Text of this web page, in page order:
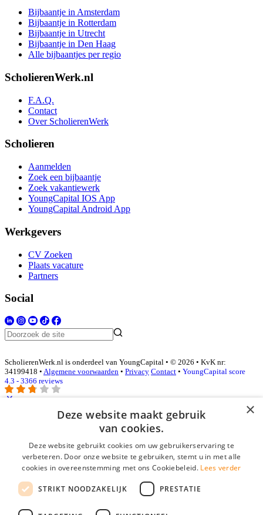
Bijbaantje in Amsterdam
Bijbaantje in Rotterdam
Bijbaantje in Utrecht
Bijbaantje in Den Haag
Alle bijbaantjes per regio
ScholierenWerk.nl
F.A.Q.
Contact
Over ScholierenWerk
Scholieren
Aanmelden
Zoek een bijbaantje
Zoek vakantiewerk
YoungCapital IOS App
YoungCapital Android App
Werkgevers
CV Zoeken
Plaats vacature
Partners
Social
ScholierenWerk.nl is onderdeel van YoungCapital • © 2026 • KvK nr:
34199418 • Algemene voorwaarden • Privacy Contact • YoungCapital score
4.3 - 3366 reviews
Inloggen als bedrijf
E-mail*
Wachtwoord
login gegevens onthouden
×
Deze website maakt gebruik
van cookies.
Deze website gebruikt cookies om uw gebruikerservaring te
verbeteren. Door onze website te gebruiken, stemt u in met alle
cookies in overeenstemming met ons Cookiebeleid. Lees verder
STRIKT NOODZAKELIJK PRESTATIE